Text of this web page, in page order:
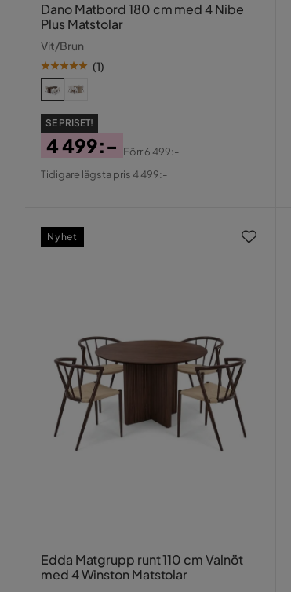
Dano Matbord 180 cm med 4 Nibe
Plus Matstolar
Vit/Brun
(1)
SE PRISET!
Pris
4 499:-
Original
Förr6 499:-
Tidigare lägsta pris 4 499:-
Edda Matgrupp runt 110 cm Valnöt
med 4 Winston Matstolar
Nyhet